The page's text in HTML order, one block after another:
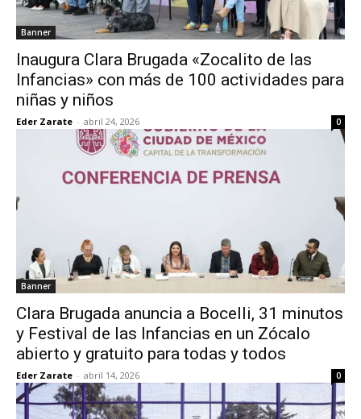
Banner
Inaugura Clara Brugada «Zocalito de las
Infancias» con más de 100 actividades para
niñas y niños
Eder Zarate - abril 24, 2026 0
Banner
Clara Brugada anuncia a Bocelli, 31 minutos
y Festival de las Infancias en un Zócalo
abierto y gratuito para todas y todos
Eder Zarate - abril 14, 2026 0